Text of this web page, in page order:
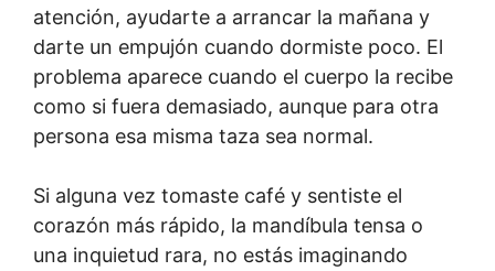
atención, ayudarte a arrancar la mañana y
darte un empujón cuando dormiste poco. El
problema aparece cuando el cuerpo la recibe
como si fuera demasiado, aunque para otra
persona esa misma taza sea normal.
Si alguna vez tomaste café y sentiste el
corazón más rápido, la mandíbula tensa o
una inquietud rara, no estás imaginando